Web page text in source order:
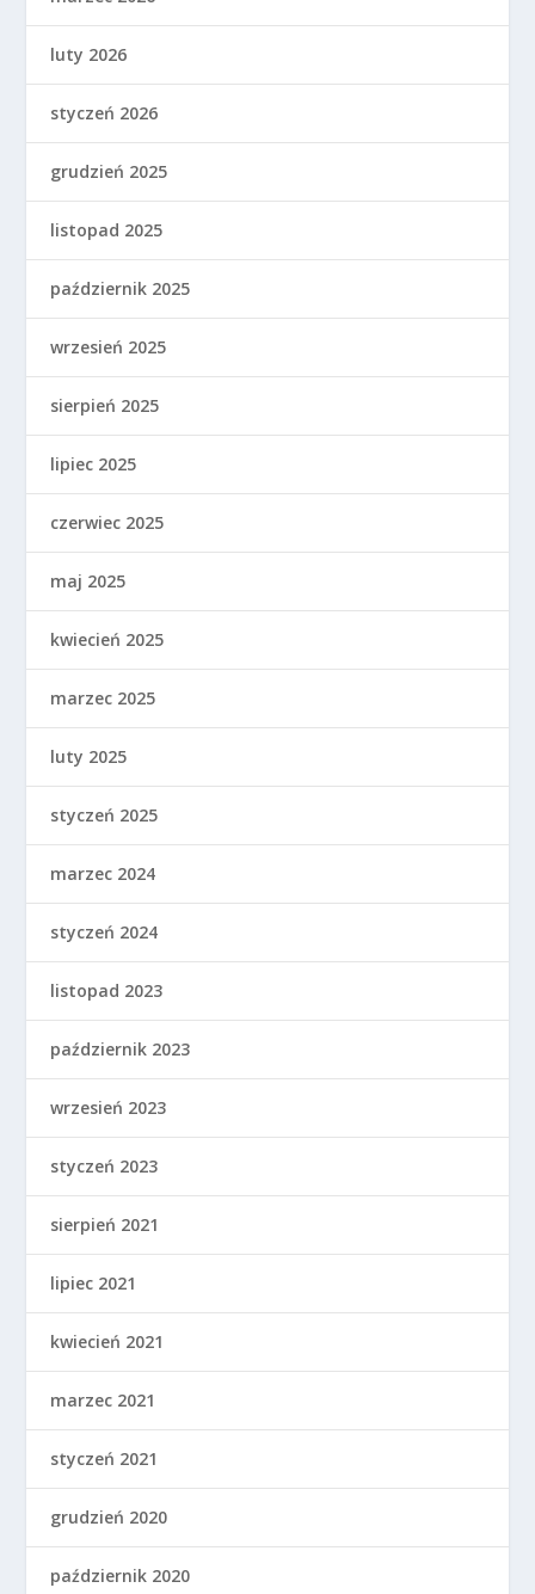
luty 2026
styczeń 2026
grudzień 2025
listopad 2025
październik 2025
wrzesień 2025
sierpień 2025
lipiec 2025
czerwiec 2025
maj 2025
kwiecień 2025
marzec 2025
luty 2025
styczeń 2025
marzec 2024
styczeń 2024
listopad 2023
październik 2023
wrzesień 2023
styczeń 2023
sierpień 2021
lipiec 2021
kwiecień 2021
marzec 2021
styczeń 2021
grudzień 2020
październik 2020